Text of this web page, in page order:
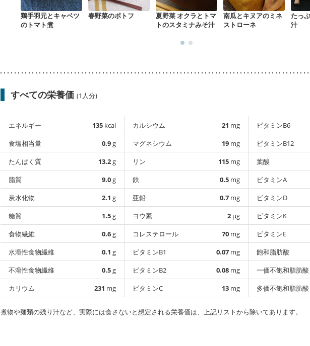
鶏手羽元とキャベツ
のトマト煮
春野菜のポトフ
夏野菜 オクラとトマ
トのスタミナみそ汁
南瓜とキヌアのミネ
ストローネ
たっ
汁
すべての栄養価 (1人分)
エネルギー 135 kcal
食塩相当量
0.9g
たんぱく質
13.2g
脂質
9.0g
炭水化物
2.1 g
糖質
1.5g
食物繊維
0.6g
水溶性食物繊維
0.1 g
不溶性食物繊維
0.5g
カリウム
231 mg
カルシウム 21 mg
マグネシウム
19 mg
リン
115 mg
鉄
0.5 mg
亜鉛
0.7 mg
ヨウ素
2 µg
コレステロール
70 mg
ビタミンB1
0.07 mg
ビタミンB2
0.08 mg
ビタミンC
13 mg
ビタミンB6
ビタミンB12
葉酸
ビタミンA
ビタミンD
ビタミンK
ビタミンE
飽和脂肪酸
一価不飽和脂肪酸
多価不飽和脂肪酸
煮物や麺類の残り汁など、実際には食さないと想定される栄養価は、上記リストから除いてあります。